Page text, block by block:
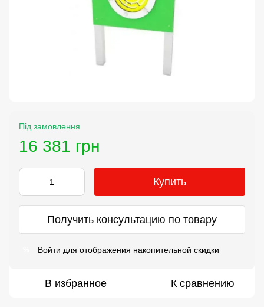
Під замовлення
16 381 грн
Купить
Получить консультацию по товару
Войти для отображения накопительной скидки
В избранное К сравнению